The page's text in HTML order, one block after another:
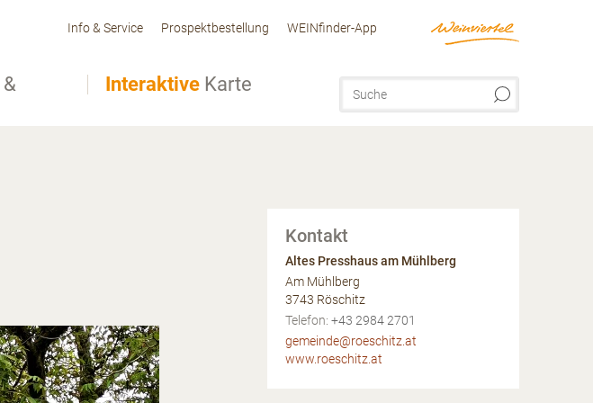
&
Interaktive Karte
Info & Service Prospektbestellung WEINfinder-App
Kontakt
Altes Presshaus am Mühlberg
Am Mühlberg
3743 Röschitz
AT
Telefon: +43 2984 2701
gemeinde@roeschitz.at
www.roeschitz.at